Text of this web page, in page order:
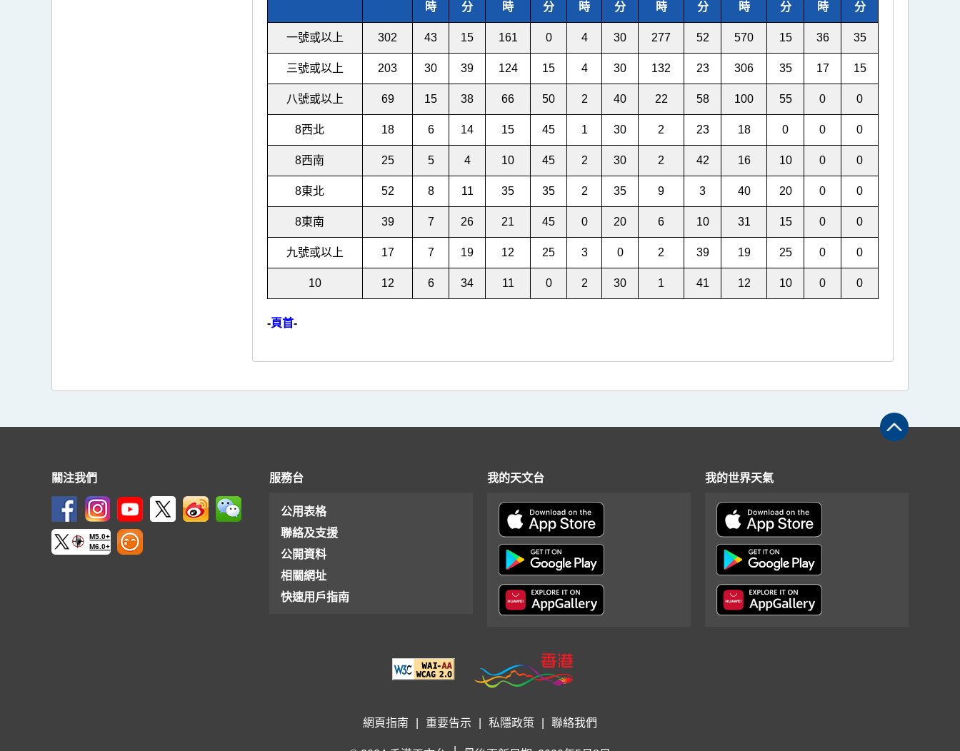
時 分 時 分 時 分 時 分 時 分 時 分
一號或以上 302 43 15 161 0 4 30 277 52 570 15 36 35
三號或以上 203 30 39 124 15 4 30 132 23 306 35 17 15
八號或以上 69 15 38 66 50 2 40 22 58 100 55 0 0
8西北 18 6 14 15 45 1 30 2 23 18 0 0 0
8西南 25 5 4 10 45 2 30 2 42 16 10 0 0
8東北 52 8 11 35 35 2 35 9 3 40 20 0 0
8東南 39 7 26 21 45 0 20 6 10 31 15 0 0
九號或以上 17 7 19 12 25 3 0 2 39 19 25 0 0
10 12 6 34 11 0 2 30 1 41 12 10 0 0
-頁首-
關注我們
M5.0+
M6.0+
服務台
公用表格
聯絡及支援
公開資料
相關網址
快速用戶指南
我的天文台 我的世界天氣
網頁指南 重要告示 私隱政策 聯絡我們